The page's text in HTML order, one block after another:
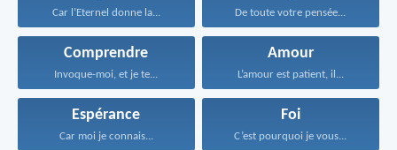
Car l’Eternel donne la... De toute votre pensée...
Comprendre
Invoque-moi, et je te...
Amour
L’amour est patient, il...
Espérance
Car moi je connais...
Foi
C’est pourquoi je vous...